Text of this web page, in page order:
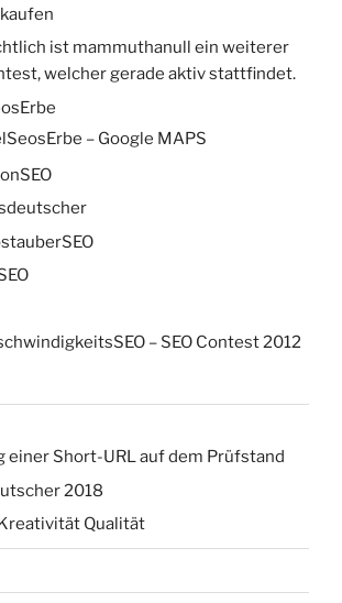
ist mammuthanull ein weiterer
welcher gerade aktiv stattfindet.
– Google MAPS
– SEO Contest 2012
einer Short-URL auf dem Prüfstand
2018
Qualität